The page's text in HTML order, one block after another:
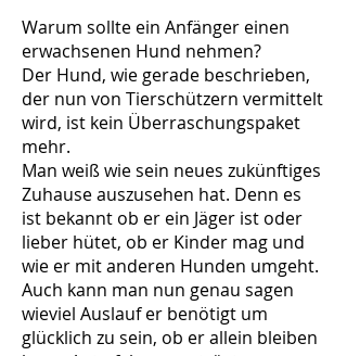
Warum sollte ein Anfänger einen
erwachsenen Hund nehmen?
Der Hund, wie gerade beschrieben,
der nun von Tierschützern vermittelt
wird, ist kein Überraschungspaket
mehr.
Man weiß wie sein neues zukünftiges
Zuhause auszusehen hat. Denn es
ist bekannt ob er ein Jäger ist oder
lieber hütet, ob er Kinder mag und
wie er mit anderen Hunden umgeht.
Auch kann man nun genau sagen
wieviel Auslauf er benötigt um
glücklich zu sein, ob er allein bleiben